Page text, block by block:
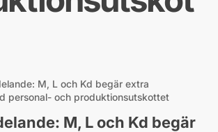
M, L och Kd begär extra
personal- och produktionsutskottet
M, L och Kd begär